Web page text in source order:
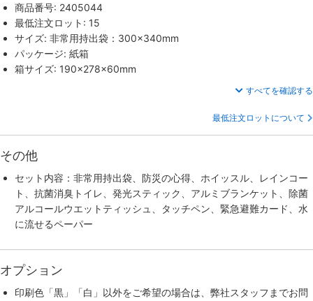
商品番号: 2405044
最低注文ロット: 15
サイズ: 非常用持出袋：300×340mm
パッケージ: 紙箱
箱サイズ: 190×278×60mm
すべてを確認する
最低注文ロットについて
その他
セット内容：非常用持出袋、防災の心得、ホイッスル、レインコー
ト、抗菌消臭トイレ、発光スティック、アルミブランケット、除菌
アルコールウエットティッシュ、タッチペン、緊急避難カード、水
に流せるペーパー
オプション
印刷色「黒」「白」以外をご希望の場合は、弊社スタッフまでお問